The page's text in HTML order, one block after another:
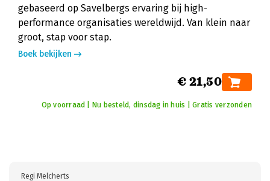
gebaseerd op Savelbergs ervaring bij high-
performance organisaties wereldwijd. Van klein naar
groot, stap voor stap.
Boek bekijken
€ 21,50
Op voorraad | Nu besteld, dinsdag in huis | Gratis verzonden
Regi Melcherts